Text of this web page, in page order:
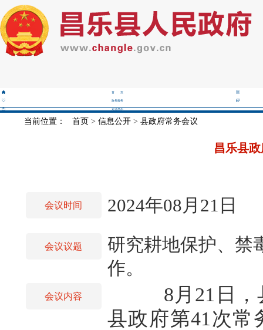
首 页
政务服务
走进昌乐
当前位置： 首页 > 信息公开> 县政府常务会议
昌乐县
会议时间 2024年08月21日
会议议题
研究耕地保护、禁
作。
会议内容
8月21日
县政府第41次常